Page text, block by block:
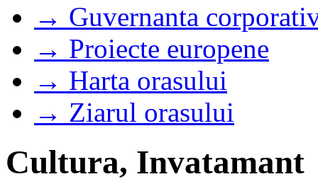
→ Guvernanta
→ Proiecte europene
→ Harta orasului
→ Ziarul orasului
Cultura, Invatamant